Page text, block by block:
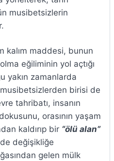
musibetsizlerin
kalım maddesi, bunun
eğiliminin yol açtığı
yakın zamanlarda
birisi de
tahribatı, insanın
orasının yaşam
kaldırıp bir “ölü alan”
değişikliğe
gelen mülk